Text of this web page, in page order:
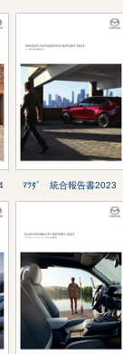
ﾏﾂﾀﾞ 統合報告書2023